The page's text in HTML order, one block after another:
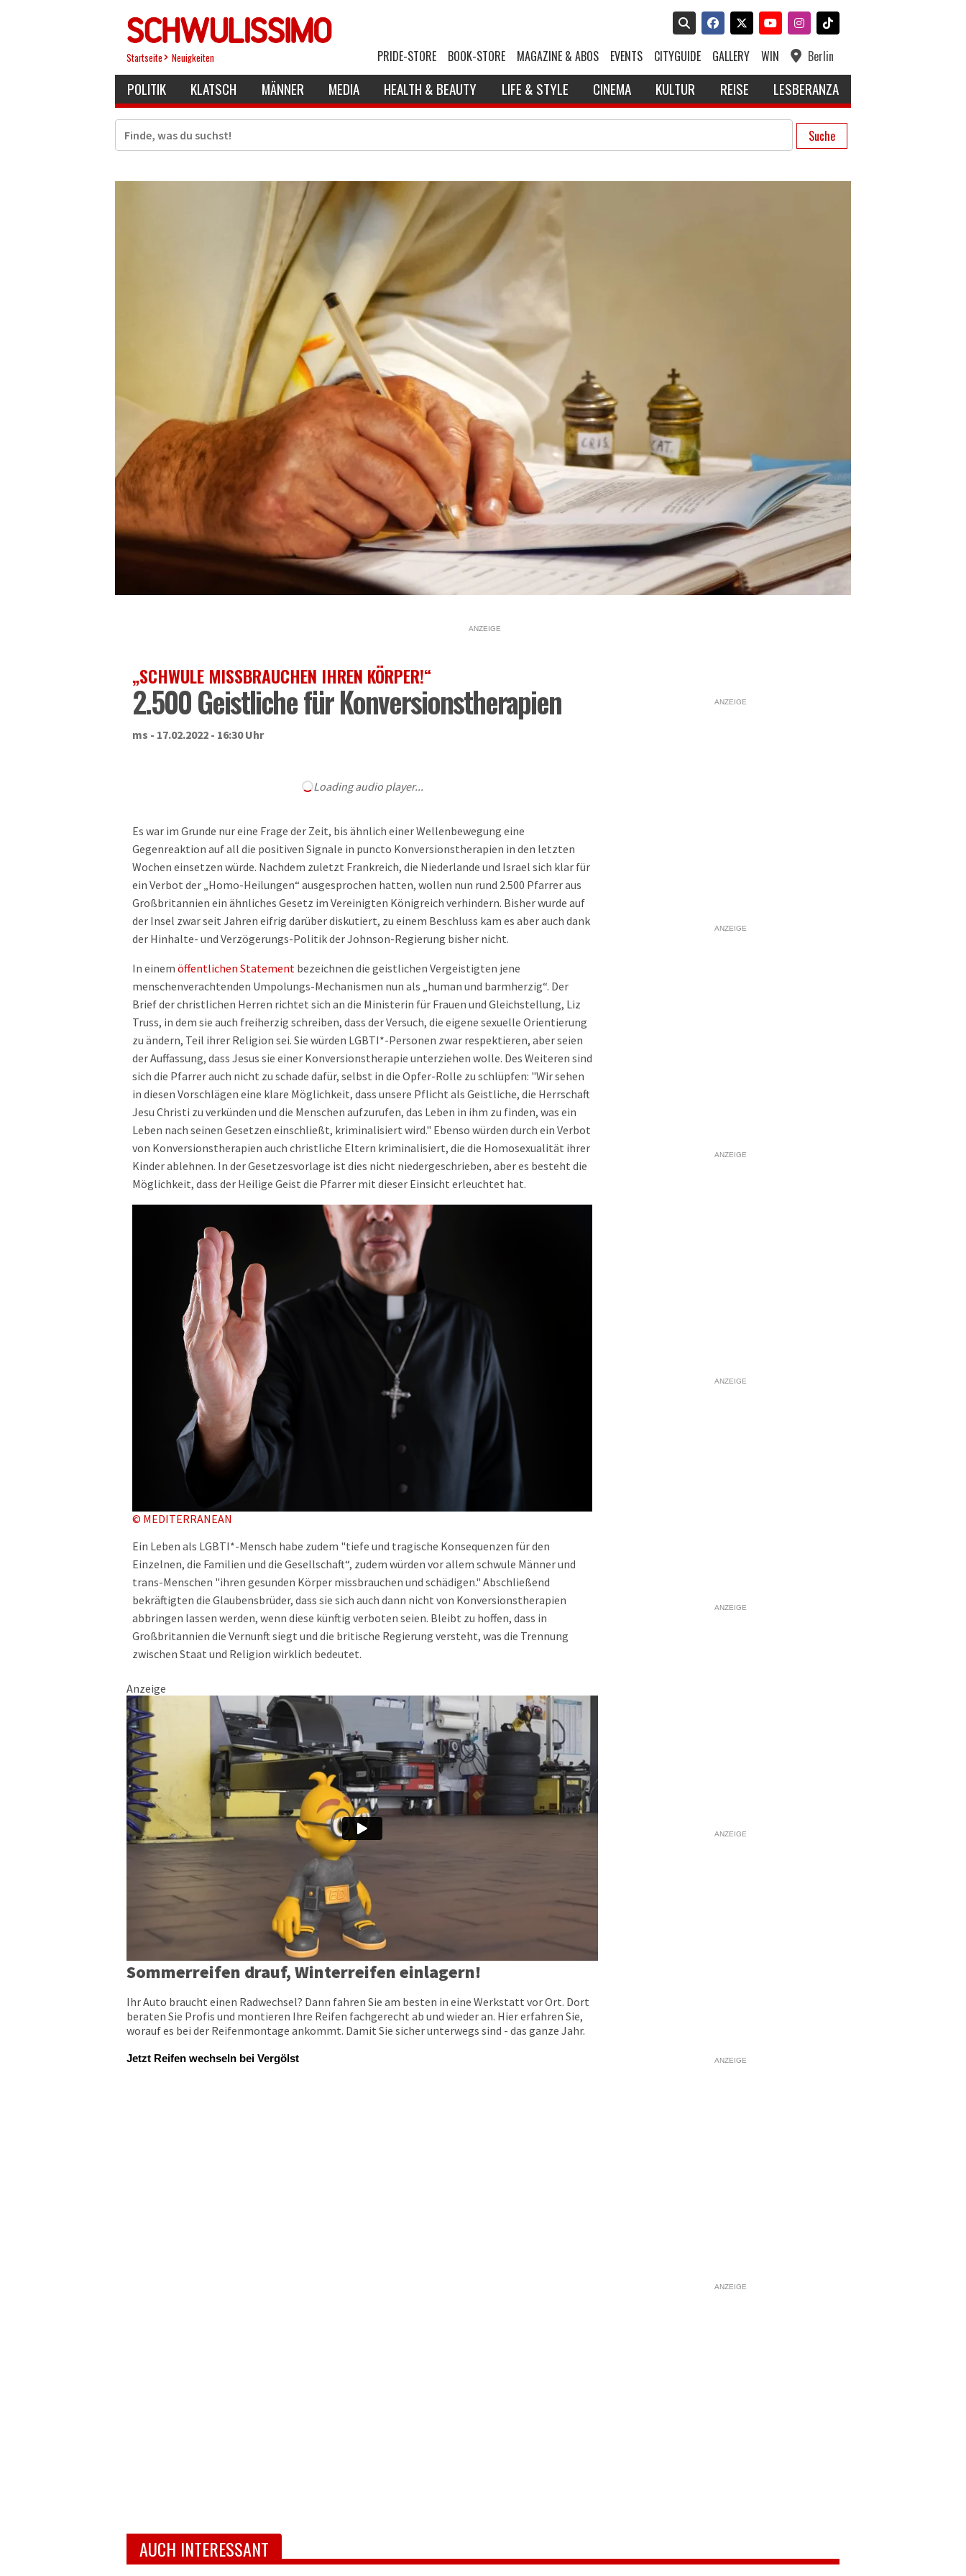
Startseite Neuigkeiten PRIDE-STORE BOOK-STORE MAGAZINE & ABOS EVENTS CITYGUIDE GALLERY WIN Berlin
POLITIK KLATSCH MÄNNER MEDIA HEALTH & BEAUTY LIFE & STYLE CINEMA KULTUR REISE LESBERANZA
Suche
ANZEIGE
„SCHWULE MISSBRAUCHEN IHREN KÖRPER!“
2.500 Geistliche für Konversionstherapien
ms - 17.02.2022 - 16:30 Uhr
Loading audio player...
Es war im Grunde nur eine Frage der Zeit, bis ähnlich einer Wellenbewegung eine
Gegenreaktion auf all die positiven Signale in puncto Konversionstherapien in den letzten
Wochen einsetzen würde. Nachdem zuletzt Frankreich, die Niederlande und Israel sich klar für
ein Verbot der „Homo-Heilungen“ ausgesprochen hatten, wollen nun rund 2.500 Pfarrer aus
Großbritannien ein ähnliches Gesetz im Vereinigten Königreich verhindern. Bisher wurde auf
der Insel zwar seit Jahren eifrig darüber diskutiert, zu einem Beschluss kam es aber auch dank
der Hinhalte- und Verzögerungs-Politik der Johnson-Regierung bisher nicht.
In einem öffentlichen Statement bezeichnen die geistlichen Vergeistigten jene
menschenverachtenden Umpolungs-Mechanismen nun als „human und barmherzig“. Der
Brief der christlichen Herren richtet sich an die Ministerin für Frauen und Gleichstellung, Liz
Truss, in dem sie auch freiherzig schreiben, dass der Versuch, die eigene sexuelle Orientierung
zu ändern, Teil ihrer Religion sei. Sie würden LGBTI*-Personen zwar respektieren, aber seien
der Auffassung, dass Jesus sie einer Konversionstherapie unterziehen wolle. Des Weiteren sind
sich die Pfarrer auch nicht zu schade dafür, selbst in die Opfer-Rolle zu schlüpfen: "Wir sehen
in diesen Vorschlägen eine klare Möglichkeit, dass unsere Pflicht als Geistliche, die Herrschaft
Jesu Christi zu verkünden und die Menschen aufzurufen, das Leben in ihm zu finden, was ein
Leben nach seinen Gesetzen einschließt, kriminalisiert wird." Ebenso würden durch ein Verbot
von Konversionstherapien auch christliche Eltern kriminalisiert, die die Homosexualität ihrer
Kinder ablehnen. In der Gesetzesvorlage ist dies nicht niedergeschrieben, aber es besteht die
Möglichkeit, dass der Heilige Geist die Pfarrer mit dieser Einsicht erleuchtet hat.
© MEDITERRANEAN
Ein Leben als LGBTI*-Mensch habe zudem "tiefe und tragische Konsequenzen für den
Einzelnen, die Familien und die Gesellschaft“, zudem würden vor allem schwule Männer und
trans-Menschen "ihren gesunden Körper missbrauchen und schädigen." Abschließend
bekräftigten die Glaubensbrüder, dass sie sich auch dann nicht von Konversionstherapien
abbringen lassen werden, wenn diese künftig verboten seien. Bleibt zu hoffen, dass in
Großbritannien die Vernunft siegt und die britische Regierung versteht, was die Trennung
zwischen Staat und Religion wirklich bedeutet.
Anzeige
Sommerreifen drauf, Winterreifen einlagern!
Ihr Auto braucht einen Radwechsel? Dann fahren Sie am besten in eine Werkstatt vor Ort. Dort
beraten Sie Profis und montieren Ihre Reifen fachgerecht ab und wieder an. Hier erfahren Sie,
worauf es bei der Reifenmontage ankommt. Damit Sie sicher unterwegs sind - das ganze Jahr.
Jetzt Reifen wechseln bei Vergölst
ANZEIGE
ANZEIGE
ANZEIGE
ANZEIGE
ANZEIGE
ANZEIGE
ANZEIGE
ANZEIGE
AUCH INTERESSANT